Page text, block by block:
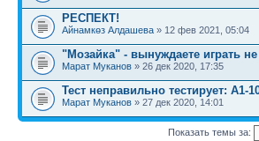
РЕСПЕКТ!
Айнамкөз Алдашева » 12 фев 2021, 05:04
"Мозайка" - вынуждаете играть
Марат Муканов » 26 дек 2020, 17:35
Тест неправильно тестирует: А1-
Марат Муканов » 27 дек 2020, 14:01
Показать темы за: